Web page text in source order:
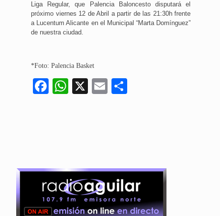
Liga Regular, que Palencia Baloncesto disputará el
próximo viernes 12 de Abril a partir de las 21:30h frente
a Lucentum Alicante en el Municipal “Marta Domínguez”
de nuestra ciudad.
*Foto: Palencia Basket
Facebook
WhatsApp
X Email